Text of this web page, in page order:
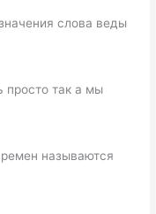
слова веды
просто так а мы
называются